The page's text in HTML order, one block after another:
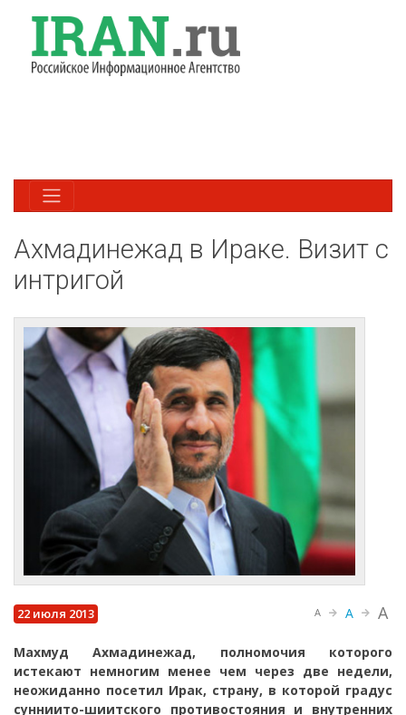
Ахмадинежад в Ираке. Визит с
интригой
22 июля 2013 A A A
Махмуд Ахмадинежад, полномочия которого
истекают немногим менее чем через две недели,
неожиданно посетил Ирак, страну, в которой градус
сунниито-шиитского противостояния и внутренних